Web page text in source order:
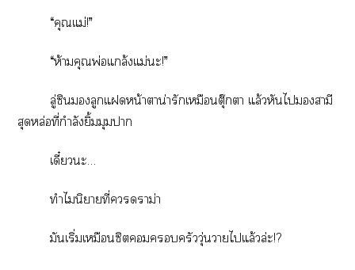
“คุณแม่!”
“ห้ามคุณพ่อแกล้งแม่นะ!”
ลู่ซิลูกแหน้าตาน่ารักเหมือนตุ๊กตา แล้วหันไสามี
สุดหล่อที่กำลังยิ้มมุมา
เดี๋ยวะ…
ทำไมนิยายที่าม่า
มันเริ่มเหมือนซิตครัววุ่นวายไแล้วล่ะ!?